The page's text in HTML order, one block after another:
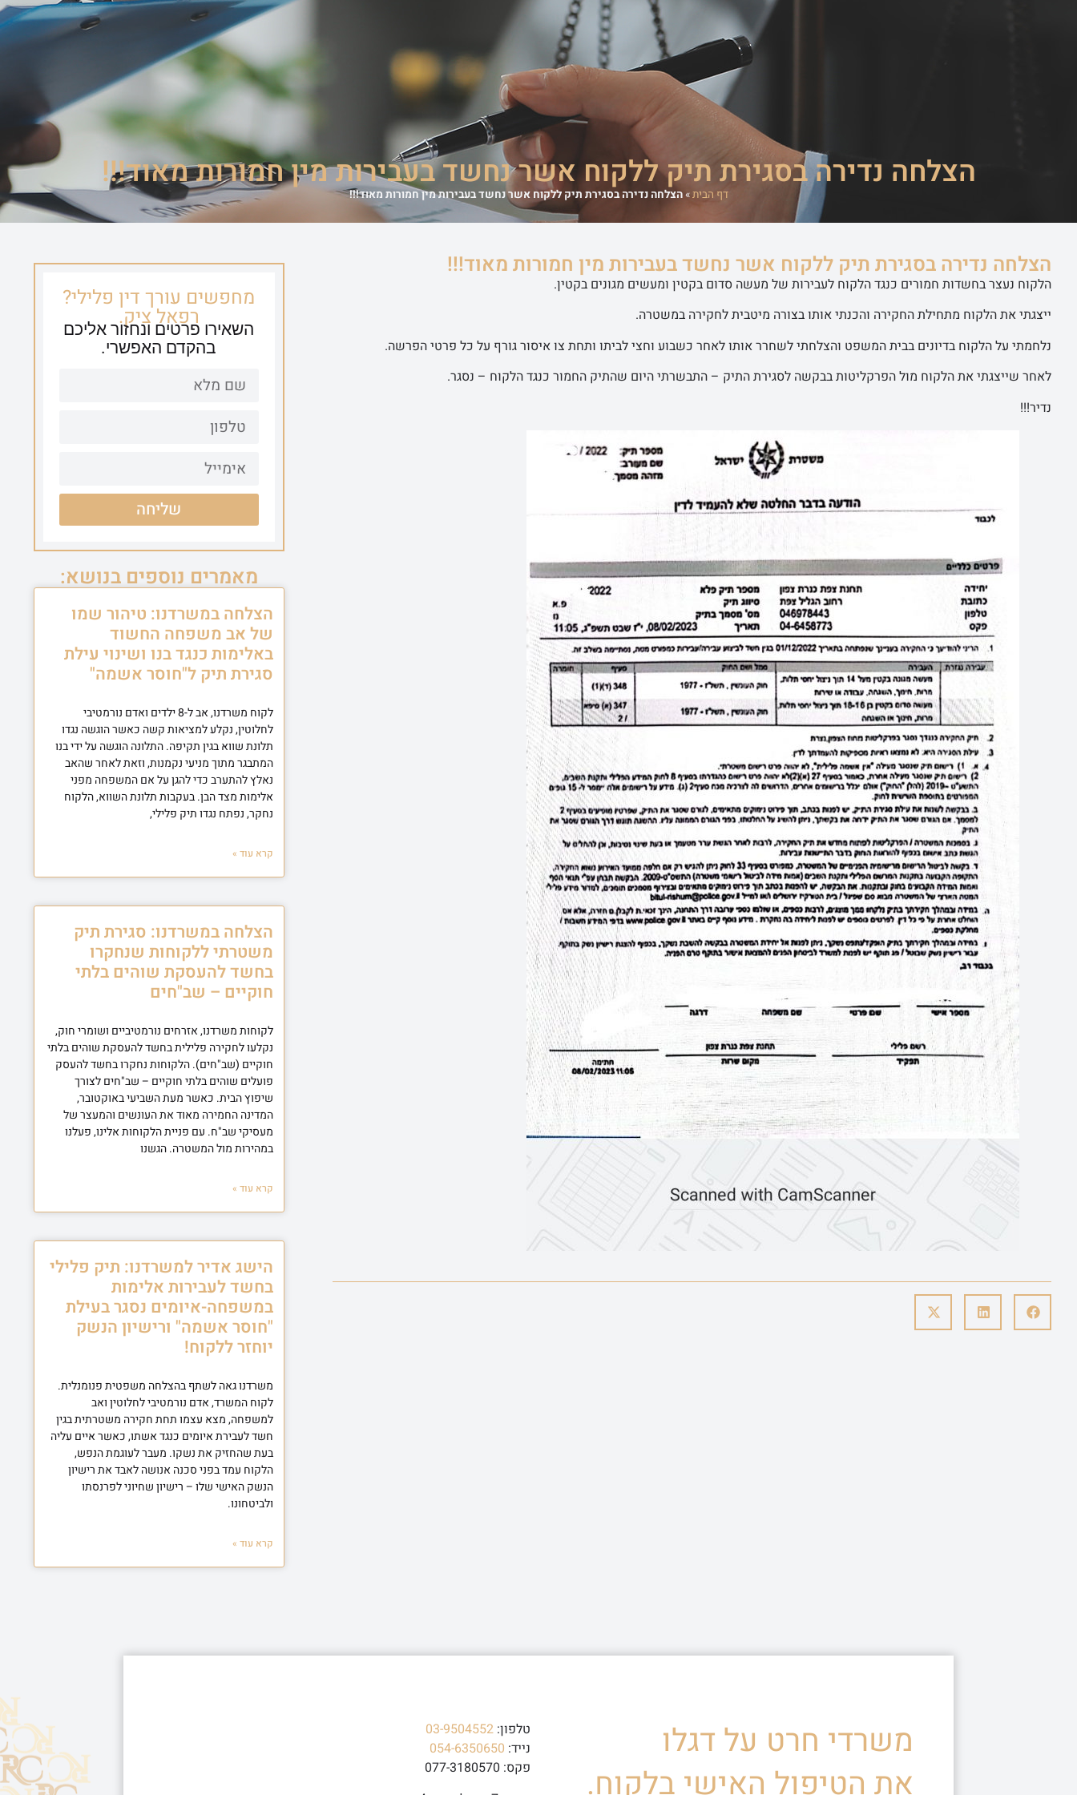
שירותי המשרד אודות המשרד מדריכים משפטיים
הצלחה נדירה בסגירת תיק ללקוח אשר נחשד בעבירות מין חמורות מאוד!!!
דף הבית»הצלחה נדירה בסגירת תיק ללקוח אשר נחשד בעבירות מין חמורות מאוד!!!
הצלחה נדירה בסגירת תיק ללקוח אשר נחשד בעבירות מין חמורות מאוד!!!
הלקוח נעצר בחשדות חמורים כנגד הלקוח לעבירות של מעשה סדום בקטין ומעשים מגונים בקטין.
ייצגתי את הלקוח מתחילת החקירה והכנתי אותו בצורה מיטבית לחקירה במשטרה.
נלחמתי על הלקוח בדיונים בבית המשפט והצלחתי לשחרר אותו לאחר כשבוע וחצי לביתו ותחת צו איסור גורף על כל פרטי הפרשה.
לאחר שייצגתי את הלקוח מול הפרקליטות בבקשה לסגירת התיק – התבשרתי היום שהתיק החמור כנגד הלקוח – נסגר.
נדיר!!!
מחפשים עורך דין פלילי?
רפאל ציק.
השאירו פרטים ונחזור אליכם
בהקדם האפשרי.
שליחה
מאמרים נוספים בנושא:
הצלחה במשרדנו: טיהור שמו
של אב משפחה החשוד
באלימות כנגד בנו ושינוי עילת
סגירת תיק ל"חוסר אשמה"
לקוח משרדנו, אב ל-8 ילדים ואדם נורמטיבי
לחלוטין, נקלע למציאות קשה כאשר הוגשה נגדו
תלונת שווא בגין תקיפה. התלונה הוגשה על ידי בנו
המתבגר מתוך מניעי נקמנות, וזאת לאחר שהאב
נאלץ להתערב כדי להגן על אם המשפחה מפני
אלימות מצד הבן. בעקבות תלונת השווא, הלקוח
נחקר, נפתח נגדו תיק פלילי,
קרא עוד »
הצלחה במשרדנו: סגירת תיק
משטרתי ללקוחות שנחקרו
בחשד להעסקת שוהים בלתי
חוקיים – שב"חים
לקוחות משרדנו, אזרחים נורמטיביים ושומרי חוק,
נקלעו לחקירה פלילית בחשד להעסקת שוהים בלתי
חוקיים (שב"חים). הלקוחות נחקרו בחשד להעסק
פועלים שוהים בלתי חוקיים – שב"חים לצורך
שיפוץ הבית. כאשר מעת השביעי באוקטובר,
המדינה החמירה מאוד את העונשים והמעצר של
מעסיקי שב"ח. עם פניית הלקוחות אלינו, פעלנו
במהירות מול המשטרה. הגשנו
קרא עוד »
הישג אדיר למשרדנו: תיק פלילי
בחשד לעבירות אלימות
במשפחה-איומים נסגר בעילת
"חוסר אשמה" ורישיון הנשק
יוחזר ללקוח!
משרדנו גאה לשתף בהצלחה משפטית פנומנלית.
לקוח המשרד, אדם נורמטיבי לחלוטין ואב
למשפחה, מצא עצמו תחת חקירה משטרתית בגין
חשד לעבירת איומים כנגד אשתו, כאשר איים עליה
בעת שהחזיק את נשקו. מעבר לעוגמת הנפש,
הלקוח עמד בפני סכנה אנושה לאבד את רישיון
הנשק האישי שלו – רישיון שחיוני לפרנסתו
ולביטחונו.
קרא עוד »
משרדי חרט על דגלו
את הטיפול האישי בלקוח.
טלפון: 03-9504552
נייד: 054-6350650
פקס: 077-3180570